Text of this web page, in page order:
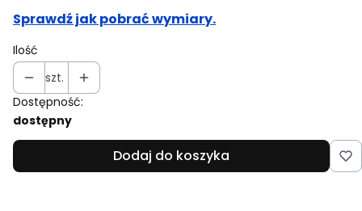
Sprawdź jak pobrać wymiary.
Ilość
szt.
Dostępność:
dostępny
Dodaj do koszyka